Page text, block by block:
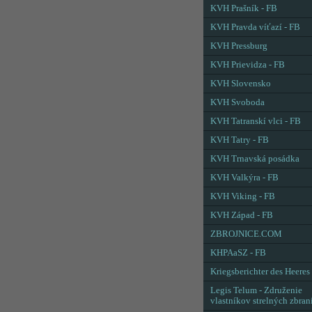
KVH Prašník - FB
KVH Pravda víťazí - FB
KVH Pressburg
KVH Prievidza - FB
KVH Slovensko
KVH Svoboda
KVH Tatranskí vlci - FB
KVH Tatry - FB
KVH Trnavská posádka
KVH Valkýra - FB
KVH Viking - FB
KVH Západ - FB
ZBROJNICE.COM
KHPAaSZ - FB
Kriegsberichter des Heeres
Legis Telum - Združenie
vlastníkov strelných